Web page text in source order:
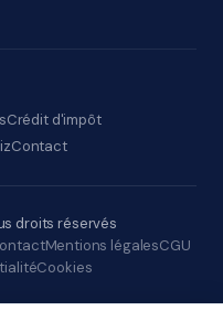
Crédit d'impôt
Contact
droits réservés
Mentions légalesCGU
Cookies